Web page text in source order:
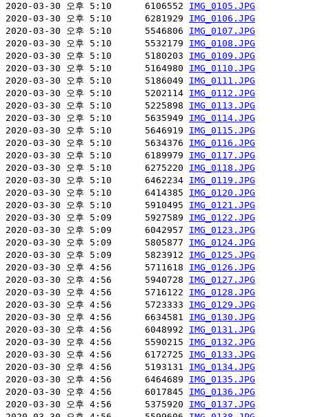
2020-03-30 오후 5:10      6106552 IMG_0105.JPG
2020-03-30 오후 5:10      6281929 IMG_0106.JPG
2020-03-30 오후 5:10      5546806 IMG_0107.JPG
2020-03-30 오후 5:10      5532179 IMG_0108.JPG
2020-03-30 오후 5:10      5180203 IMG_0109.JPG
2020-03-30 오후 5:10      5164980 IMG_0110.JPG
2020-03-30 오후 5:10      5186049 IMG_0111.JPG
2020-03-30 오후 5:10      5202114 IMG_0112.JPG
2020-03-30 오후 5:10      5225898 IMG_0113.JPG
2020-03-30 오후 5:10      5635949 IMG_0114.JPG
2020-03-30 오후 5:10      5646919 IMG_0115.JPG
2020-03-30 오후 5:10      5634376 IMG_0116.JPG
2020-03-30 오후 5:10      6189979 IMG_0117.JPG
2020-03-30 오후 5:10      6275220 IMG_0118.JPG
2020-03-30 오후 5:10      6462234 IMG_0119.JPG
2020-03-30 오후 5:10      6414385 IMG_0120.JPG
2020-03-30 오후 5:10      5910495 IMG_0121.JPG
2020-03-30 오후 5:09      5927589 IMG_0122.JPG
2020-03-30 오후 5:09      6042957 IMG_0123.JPG
2020-03-30 오후 5:09      5805877 IMG_0124.JPG
2020-03-30 오후 5:09      5823912 IMG_0125.JPG
2020-03-30 오후 4:56      5711618 IMG_0126.JPG
2020-03-30 오후 4:56      5940728 IMG_0127.JPG
2020-03-30 오후 4:56      5716122 IMG_0128.JPG
2020-03-30 오후 4:56      5723333 IMG_0129.JPG
2020-03-30 오후 4:56      6634581 IMG_0130.JPG
2020-03-30 오후 4:56      6048992 IMG_0131.JPG
2020-03-30 오후 4:56      5590215 IMG_0132.JPG
2020-03-30 오후 4:56      6172725 IMG_0133.JPG
2020-03-30 오후 4:56      5193131 IMG_0134.JPG
2020-03-30 오후 4:56      6464689 IMG_0135.JPG
2020-03-30 오후 4:56      6017845 IMG_0136.JPG
2020-03-30 오후 4:56      5375920 IMG_0137.JPG